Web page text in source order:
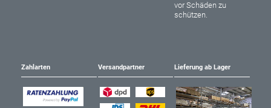
vor Schäden zu
schützen.
Zahlarten Versandpartner Lieferung ab Lager